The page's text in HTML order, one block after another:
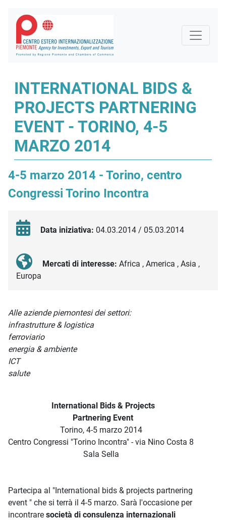
INTERNATIONAL BIDS &
PROJECTS PARTNERING
EVENT - TORINO, 4-5
MARZO 2014
4-5 marzo 2014 - Torino, centro
Congressi Torino Incontra
Data iniziativa: 04.03.2014 / 05.03.2014
Mercati di interesse: Africa , America , Asia ,
Europa
Descrizione iniziativa
Alle aziende piemontesi dei settori:
infrastrutture & logistica
ferroviario
energia & ambiente
ICT
salute
International Bids & Projects
Partnering Event
Torino, 4-5 marzo 2014
Centro Congressi "Torino Incontra" - via Nino Costa 8
Sala Sella
Partecipa al "International bids & projects partnering
event " che si terrà il 4-5 marzo. Sarà l'occasione per
incontrare società di consulenza internazionali